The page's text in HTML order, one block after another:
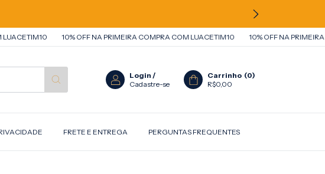
10% OFF NA PRIMEIRA COMPRA COM LUACETIM10 10% OFF NA PRIMEIRA
Login /
Cadastre-se
Carrinho (0)
R$0,00
FRETE E ENTREGA PERGUNTAS FREQUENTES